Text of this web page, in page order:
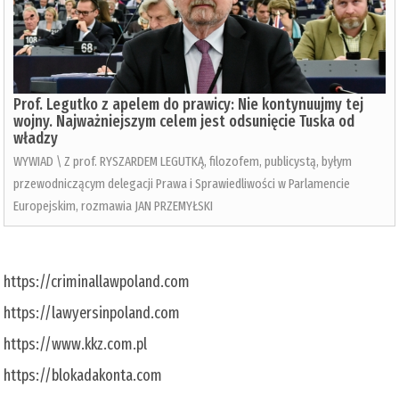
Prof. Legutko z apelem do prawicy: Nie kontynuujmy tej
wojny. Najważniejszym celem jest odsunięcie Tuska od
władzy
WYWIAD \ Z prof. RYSZARDEM LEGUTKĄ, filozofem, publicystą, byłym
przewodniczącym delegacji Prawa i Sprawiedliwości w Parlamencie
Europejskim, rozmawia JAN PRZEMYŁSKI
https://criminallawpoland.com
https://lawyersinpoland.com
https://www.kkz.com.pl
https://blokadakonta.com